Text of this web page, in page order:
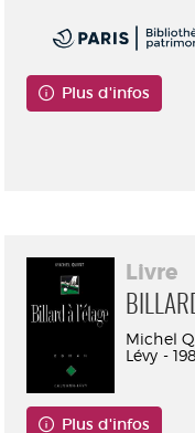
Plus d'infos
Livre
Michel
Lévy -
Plus d'infos